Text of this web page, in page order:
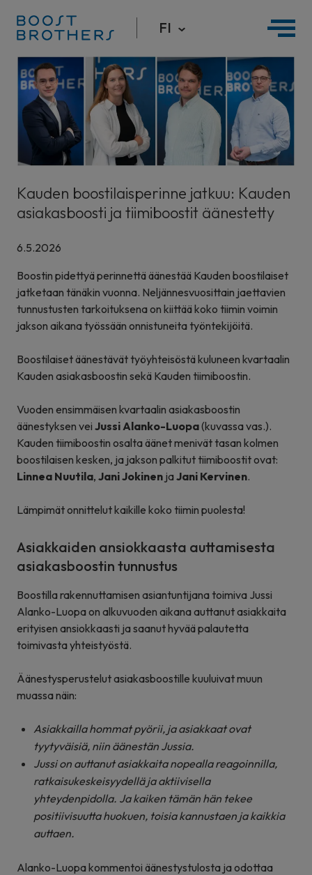
sisältöön
FI
Kauden boostilaisperinne jatkuu: Kauden
asiakasboosti ja tiimiboostit äänestetty
6.5.2026
Boostin pidettyä perinnettä äänestää Kauden boostilaiset
jatketaan tänäkin vuonna. Neljännesvuosittain jaettavien
tunnustusten tarkoituksena on kiittää koko tiimin voimin
jakson aikana työssään onnistuneita työntekijöitä.
Boostilaiset äänestävät työyhteisöstä kuluneen kvartaalin
Kauden asiakasboostin sekä Kauden tiimiboostin.
Vuoden ensimmäisen kvartaalin asiakasboostin
äänestyksen vei Jussi Alanko-Luopa(kuvassa vas.).
Kauden tiimiboostin osalta äänet menivät tasan kolmen
boostilaisen kesken, ja jakson palkitut tiimiboostit ovat:
Linnea Nuutila, Jani Jokinen jaJani Kervinen.
Lämpimät onnittelut kaikille koko tiimin puolesta!
Asiakkaiden ansiokkaasta auttamisesta
asiakasboostin tunnustus
Boostilla rakennuttamisen asiantuntijana toimiva Jussi
Alanko-Luopa on alkuvuoden aikana auttanut asiakkaita
erityisen ansiokkaasti ja saanut hyvää palautetta
toimivasta yhteistyöstä.
Äänestysperustelut asiakasboostille kuuluivat muun
muassa näin:
Asiakkailla hommat pyörii, ja asiakkaat ovat
tyytyväisiä, niin äänestän Jussia.
Jussi on auttanut asiakkaita nopealla reagoinnilla,
ratkaisukeskeisyydellä ja aktiivisella
yhteydenpidolla. Ja kaiken tämän hän tekee
positiivisuutta huokuen, toisia kannustaen ja kaikkia
auttaen.
Alanko-Luopa kommentoi äänestystulosta ja odottaa